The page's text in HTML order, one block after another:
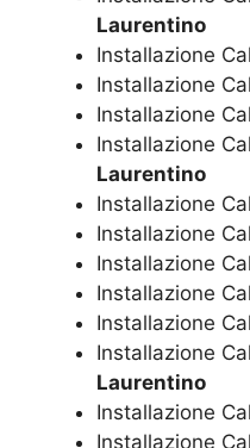
Laurentino
Installazione
Installazione
Installazione
Installazione
Laurentino
Installazione
Installazione
Installazione
Installazione
Installazione
Installazione
Laurentino
Installazione
Installazione